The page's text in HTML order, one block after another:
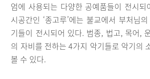
엄에 사용되는 다양한 공예품들이 전시되
시공간인 ‘종고루’에는 불교에서 부처님
기들이 전시되어 있다. 범종, 법고, 목어,
의 자비를 전하는 4가지 악기들로 악기의
볼 수 있다.